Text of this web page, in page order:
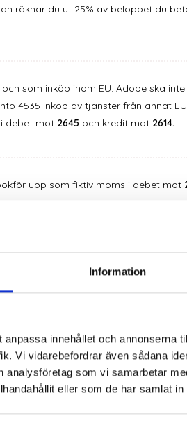
Information
innehållet och annonserna
Vi vidarebefordrar även sådana
analysföretag som vi samarbetar
eller som de har samlat
räknar du ut 25% av beloppet du
som inköp inom EU. Adobe ska
4535 Inköp av tjänster från annat
debet mot 2645 och kredit mot 2614..
upp som fiktiv moms i debet mot